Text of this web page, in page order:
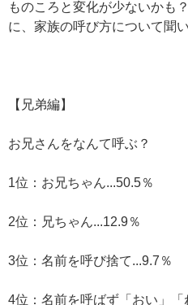
ものころと変化が少ないか
に、家族の呼び方について聞
【兄弟編】
お兄さんをなんて呼ぶ？
1位：お兄ちゃん...50.5％
2位：兄ちゃん...12.9％
3位：名前を呼び捨て...9.7％
4位：名前を呼ばず「おい」「